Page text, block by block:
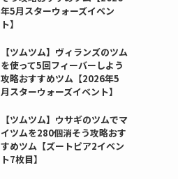
年5月スターウォーズイベン
ト】
【ツムツム】ヴィランズのツム
を使って5回フィーバーしよう
攻略おすすめツム【2026年5
月スターウォーズイベント】
【ツムツム】ウサギのツムでマ
イツムを280個消そう攻略おす
すめツム【ズートピア2イベン
ト7枚目】